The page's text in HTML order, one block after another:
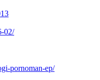
02/
pornoman-ep/